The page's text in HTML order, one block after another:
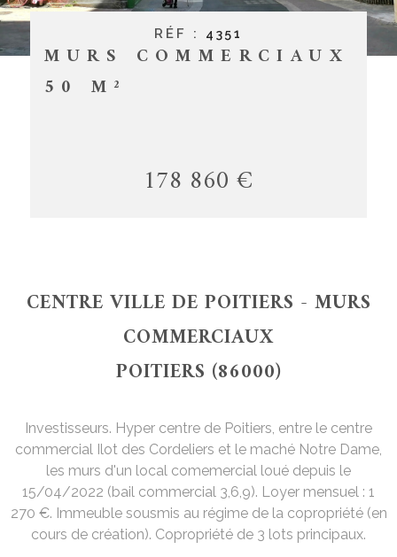
CONTACT
RÉF : 4351
MURS COMMERCIAUX
50 M²
178 860 €
CENTRE VILLE DE POITIERS - MURS
COMMERCIAUX
POITIERS (86000)
Investisseurs. Hyper centre de Poitiers, entre le centre
commercial Ilot des Cordeliers et le maché Notre Dame,
les murs d'un local comemercial loué depuis le
15/04/2022 (bail commercial 3,6,9). Loyer mensuel : 1
270 €. Immeuble sousmis au régime de la copropriété (en
cours de création). Copropriété de 3 lots principaux.